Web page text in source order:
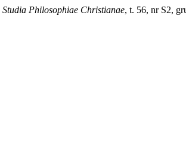
Studia Philosophiae Christianae, t. 56, nr S2,